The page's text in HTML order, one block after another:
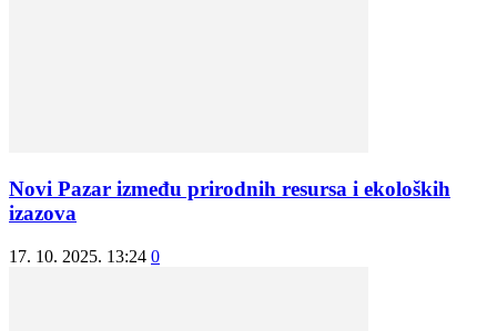
Novi Pazar između prirodnih resursa i ekoloških
izazova
17. 10. 2025. 13:24 0